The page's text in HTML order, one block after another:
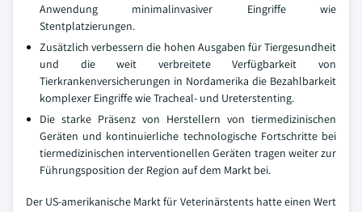
Anwendung minimalinvasiver Eingriffe wie
Stentplatzierungen.
Zusätzlich verbessern die hohen Ausgaben für Tiergesundheit
und die weit verbreitete Verfügbarkeit von
Tierkrankenversicherungen in Nordamerika die Bezahlbarkeit
komplexer Eingriffe wie Tracheal- und Ureterstenting.
Die starke Präsenz von Herstellern von tiermedizinischen
Geräten und kontinuierliche technologische Fortschritte bei
tiermedizinischen interventionellen Geräten tragen weiter zur
Führungsposition der Region auf dem Markt bei.
Der US-amerikanische Markt für Veterinärstents hatte einen Wert